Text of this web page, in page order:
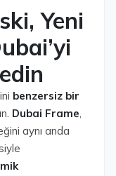
Yeni
benzersiz bir
Dubai Frame,
aynı anda